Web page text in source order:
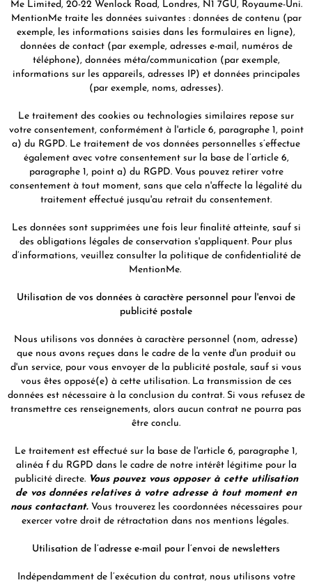
Me Limited, 20-22 Wenlock Road, Londres, N1 7GU, Royaume-Uni.
MentionMe traite les données suivantes : données de contenu (par
exemple, les informations saisies dans les formulaires en ligne),
données de contact (par exemple, adresses e-mail, numéros de
téléphone), données méta/communication (par exemple,
informations sur les appareils, adresses IP) et données principales
(par exemple, noms, adresses).
Le traitement des cookies ou technologies similaires repose sur
votre consentement, conformément à l'article 6, paragraphe 1, point
a) du RGPD. Le traitement de vos données personnelles s’effectue
également avec votre consentement sur la base de l’article 6,
paragraphe 1, point a) du RGPD. Vous pouvez retirer votre
consentement à tout moment, sans que cela n'affecte la légalité du
traitement effectué jusqu'au retrait du consentement.
Les données sont supprimées une fois leur finalité atteinte, sauf si
des obligations légales de conservation s'appliquent. Pour plus
d’informations, veuillez consulter la politique de confidentialité de
MentionMe.
Utilisation de vos données à caractère personnel pour l'envoi de
publicité postale
Nous utilisons vos données à caractère personnel (nom, adresse)
que nous avons reçues dans le cadre de la vente d'un produit ou
d'un service, pour vous envoyer de la publicité postale, sauf si vous
vous êtes opposé(e) à cette utilisation. La transmission de ces
données est nécessaire à la conclusion du contrat. Si vous refusez de
transmettre ces renseignements, alors aucun contrat ne pourra pas
être conclu.
Le traitement est effectué sur la base de l'article 6, paragraphe 1,
alinéa f du RGPD dans le cadre de notre intérêt légitime pour la
publicité directe. Vous pouvez vous opposer à cette utilisation
de vos données relatives à votre adresse à tout moment en
nous contactant. Vous trouverez les coordonnées nécessaires pour
exercer votre droit de rétractation dans nos mentions légales.
Utilisation de l’adresse e-mail pour l’envoi de newsletters
Indépendamment de l’exécution du contrat, nous utilisons votre